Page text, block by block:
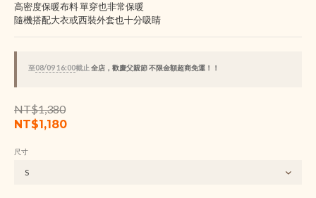
高密度保暖布料 單穿也非常保暖
隨機搭配大衣或西裝外套也十分吸睛
至08/09 16:00截止 全店，歡慶父親節 不限金額超商免運！！
NT$1,380
NT$1,180
尺寸